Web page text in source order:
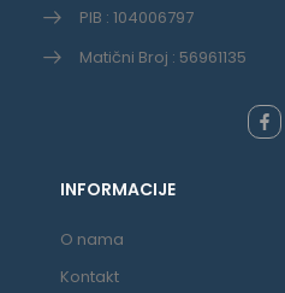
PIB : 104006797
Matični Broj : 56961135
INFORMACIJE
O nama
Kontakt